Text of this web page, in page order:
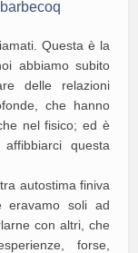
Questa è la
abbiamo subito
delle relazioni
che hanno
nel fisico; ed è
questa
autostima finiva
eravamo soli ad
con altri, che
forse,